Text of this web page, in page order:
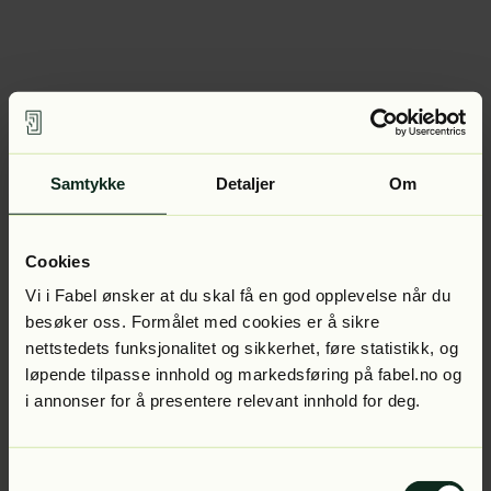
Samtykke Detaljer Om
Cookies
Vi i Fabel ønsker at du skal få en god opplevelse når du
besøker oss. Formålet med cookies er å sikre
nettstedets funksjonalitet og sikkerhet, føre statistikk, og
løpende tilpasse innhold og markedsføring på fabel.no og
i annonser for å presentere relevant innhold for deg.